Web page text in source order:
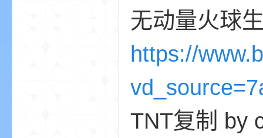
无动量火球
https://
TNT复制 by